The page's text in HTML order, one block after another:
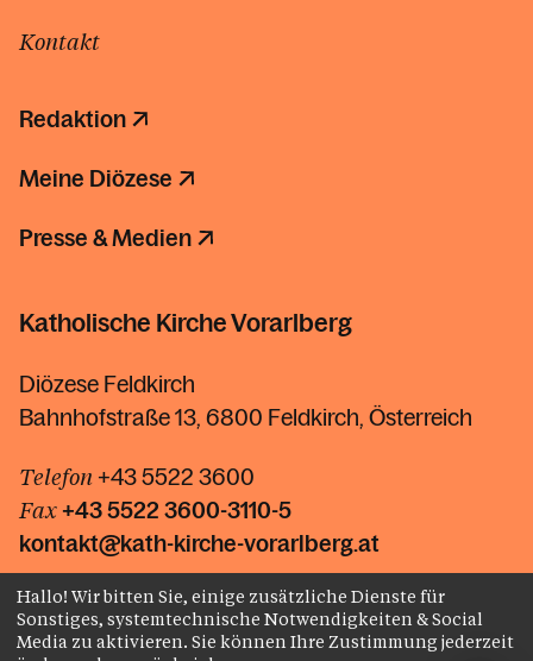
Kontakt
Redaktion
Meine Diözese
Presse & Medien
Katholische Kirche Vorarlberg
Diözese Feldkirch
Bahnhofstraße 13, 6800 Feldkirch, Österreich
Telefon +43 5522 3600
Fax+43 5522 3600-3110-5
kontakt@kath-kirche-vorarlberg.at
Kontakt
Hallo! Wir bitten Sie, einige zusätzliche Dienste für
Sonstiges, systemtechnische Notwendigkeiten & Social
Media zu aktivieren. Sie können Ihre Zustimmung jederzeit